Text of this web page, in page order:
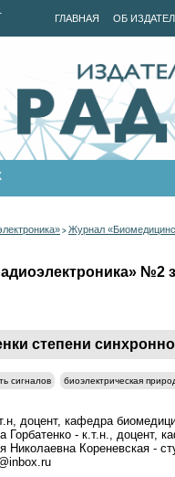
ГЛАВНАЯ ОБ
> Журнал
№2
степени
сигналов биоэлектрическая
доцент, кафедра
- к.т.н., доцент,
Николаевна Кореневская -